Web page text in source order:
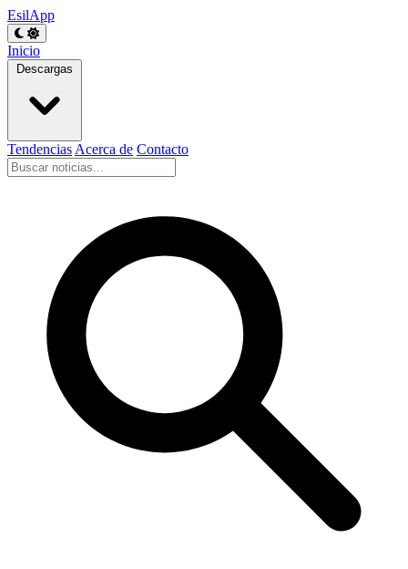
EsilApp
Inicio
Descargas
Tendencias Acerca de Contacto